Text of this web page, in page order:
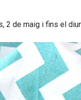
2 de maig i fins el